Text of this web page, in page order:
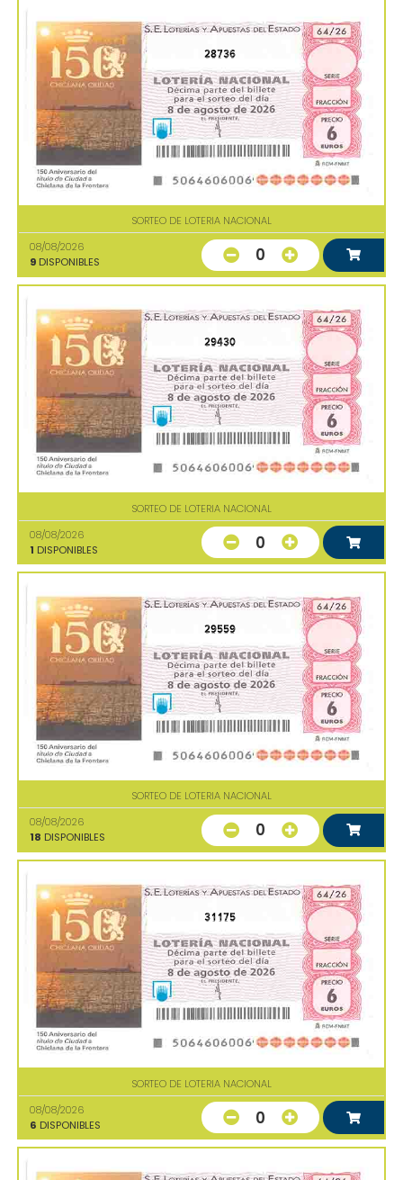
28736
SORTEO DE LOTERIA NACIONAL
08/08/2026
9 DISPONIBLES 0
29430
SORTEO DE LOTERIA NACIONAL
08/08/2026
1 DISPONIBLES 0
29559
SORTEO DE LOTERIA NACIONAL
08/08/2026
18 DISPONIBLES 0
31175
SORTEO DE LOTERIA NACIONAL
08/08/2026
6 DISPONIBLES 0